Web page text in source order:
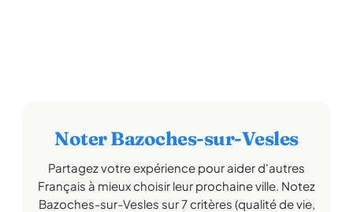
Noter Bazoches-sur-Vesles
Partagez votre expérience pour aider d'autres
Français à mieux choisir leur prochaine ville. Notez
Bazoches-sur-Vesles sur 7 critères (qualité de vie,